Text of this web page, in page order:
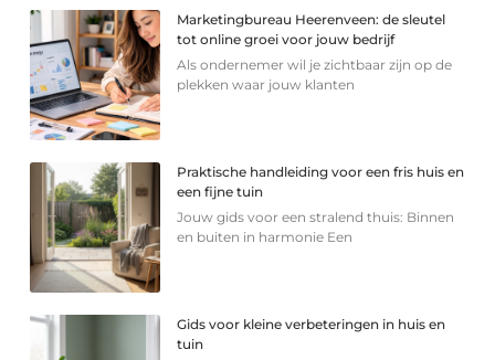
Marketingbureau Heerenveen: de sleutel
tot online groei voor jouw bedrijf
Als ondernemer wil je zichtbaar zijn op de
plekken waar jouw klanten
Praktische handleiding voor een fris huis en
een fijne tuin
Jouw gids voor een stralend thuis: Binnen
en buiten in harmonie Een
Gids voor kleine verbeteringen in huis en
tuin